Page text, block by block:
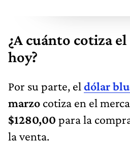
¿A cuánto cotiza
hoy?
Por su parte, el dólar
marzo cotiza en el
$1280,00 para la
la venta.